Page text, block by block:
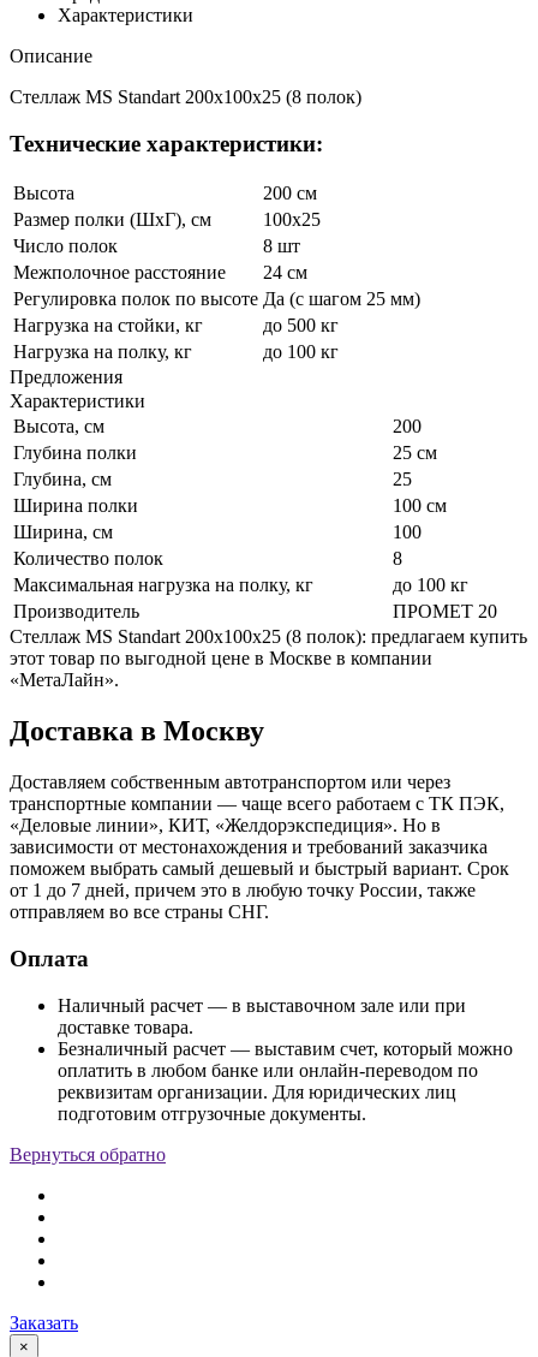
Характеристики
Описание
Стеллаж MS Standart 200x100x25 (8 полок)
Технические характеристики:
Высота
200 см
Размер полки (ШхГ), см
100x25
Число полок
8 шт
Межполочное расстояние
24 см
Регулировка полок по высоте Да (с шагом 25 мм)
Нагрузка на стойки, кг
до 500 кг
Нагрузка на полку, кг
до 100 кг
Предложения
Характеристики
Высота, см
200
Глубина полки
25 см
Глубина, см
25
Ширина полки
100 см
Ширина, см
100
Количество полок
8
Максимальная нагрузка на полку, кг
до 100 кг
Производитель
ПРОМЕТ 20
Стеллаж MS Standart 200x100x25 (8 полок): предлагаем купить
этот товар по выгодной цене в Москве в компании
«МетаЛайн».
Доставка в Москву
Доставляем собственным автотранспортом или через
транспортные компании — чаще всего работаем с ТК ПЭК,
«Деловые линии», КИТ, «Желдорэкспедиция». Но в
зависимости от местонахождения и требований заказчика
поможем выбрать самый дешевый и быстрый вариант. Срок
от 1 до 7 дней, причем это в любую точку России, также
отправляем во все страны СНГ.
Оплата
Наличный расчет — в выставочном зале или при
доставке товара.
Безналичный расчет — выставим счет, который можно
оплатить в любом банке или онлайн-переводом по
реквизитам организации. Для юридических лиц
подготовим отгрузочные документы.
Вернуться обратно
Заказать
×